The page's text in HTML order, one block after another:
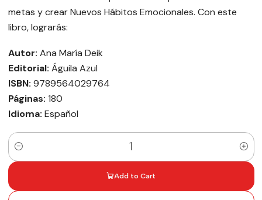
metas y crear Nuevos Hábitos Emocionales. Con este
libro, lograrás:
Autor: Ana María Deik
Editorial: Águila Azul
ISBN: 9789564029764
Páginas: 180
Idioma: Español
Quantity
Add to Cart